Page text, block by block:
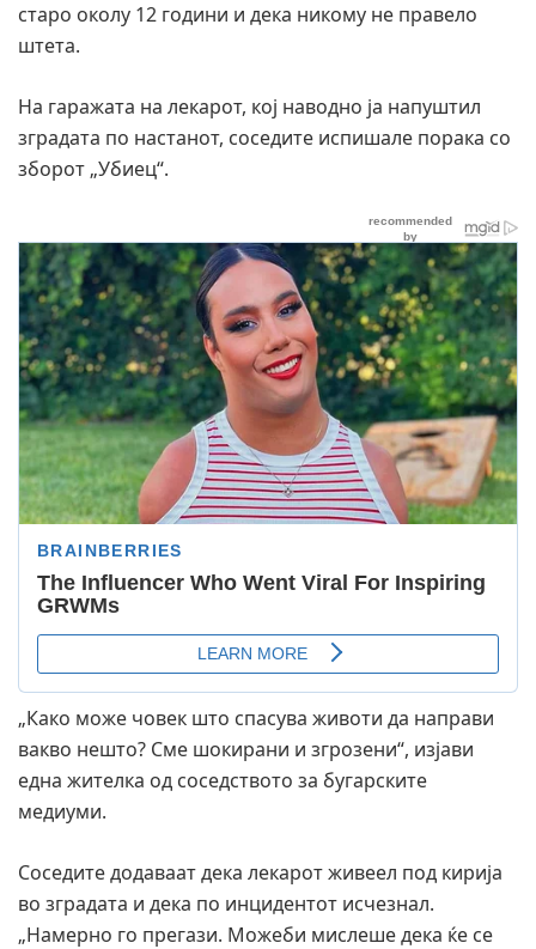
старо околу 12 години и дека никому не правело
штета.
На гаражата на лекарот, кој наводно ја напуштил
зградата по настанот, соседите испишале порака со
зборот „Убиец“.
„Како може човек што спасува животи да направи
вакво нешто? Сме шокирани и згрозени“, изјави
една жителка од соседството за бугарските
медиуми.
Соседите додаваат дека лекарот живеел под кирија
во зградата и дека по инцидентот исчезнал.
„Намерно го прегази. Можеби мислеше дека ќе се